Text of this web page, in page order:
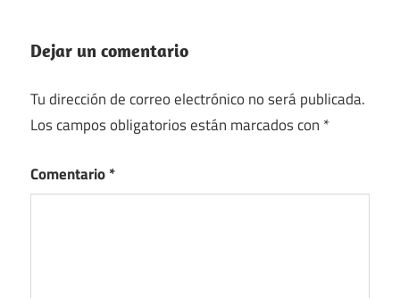
Dejar un comentario
Tu dirección de correo electrónico no será publicada.
Los campos obligatorios están marcados con *
Comentario*